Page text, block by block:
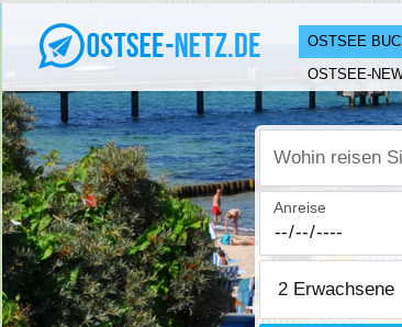
OSTSEE
OSTSEE-
Wohin reisen Sie?
Anreise